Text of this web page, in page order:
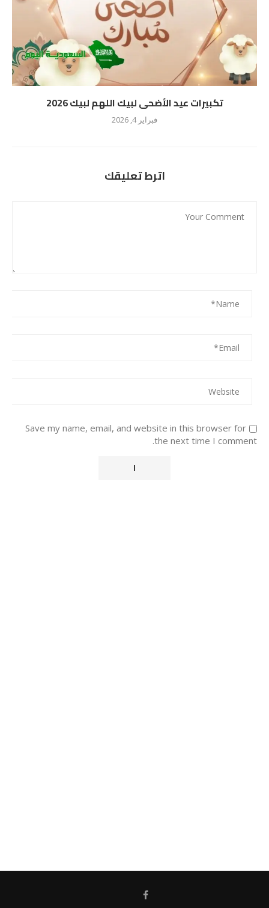
تكبيرات عيد الأضحى لبيك اللهم لبيك 2026
فبراير 4, 2026
اترط تعليقك
Save my name, email, and website in this browser for
the next time I comment.